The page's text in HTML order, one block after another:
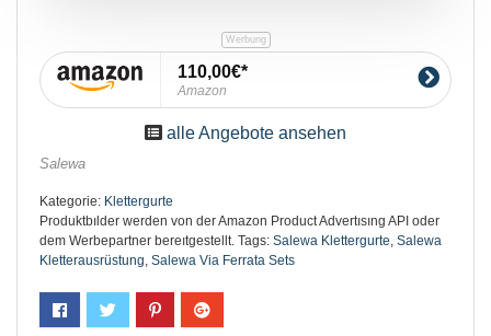
110,00€
Amazon
alle Angebote ansehen
Salewa
Kategorie: Klettergurte
Produktbılder werden von der Amazon Product Advertısıng API oder
dem Werbepartner bereıtgestellt. Tags: Salewa Klettergurte, Salewa
Kletterausrüstung, Salewa Via Ferrata Sets